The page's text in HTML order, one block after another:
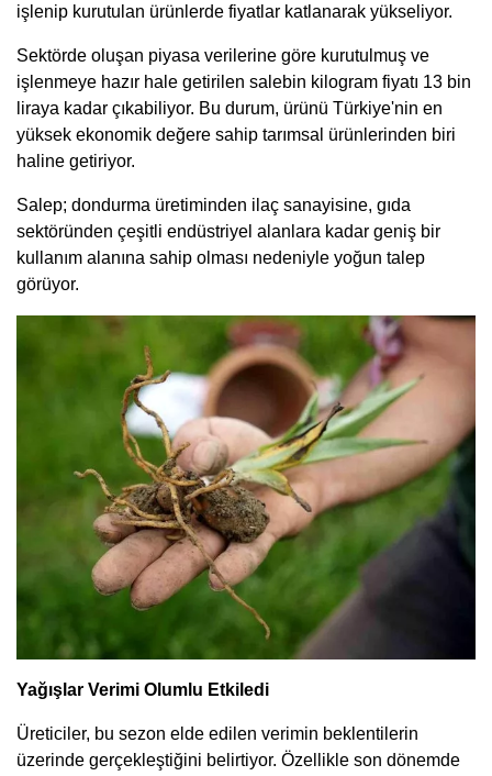
işlenip kurutulan ürünlerde fiyatlar katlanarak yükseliyor.
Sektörde oluşan piyasa verilerine göre kurutulmuş ve
işlenmeye hazır hale getirilen salebin kilogram fiyatı 13 bin
liraya kadar çıkabiliyor. Bu durum, ürünü Türkiye'nin en
yüksek ekonomik değere sahip tarımsal ürünlerinden biri
haline getiriyor.
Salep; dondurma üretiminden ilaç sanayisine, gıda
sektöründen çeşitli endüstriyel alanlara kadar geniş bir
kullanım alanına sahip olması nedeniyle yoğun talep
görüyor.
Yağışlar Verimi Olumlu Etkiledi
Üreticiler, bu sezon elde edilen verimin beklentilerin
üzerinde gerçekleştiğini belirtiyor. Özellikle son dönemde